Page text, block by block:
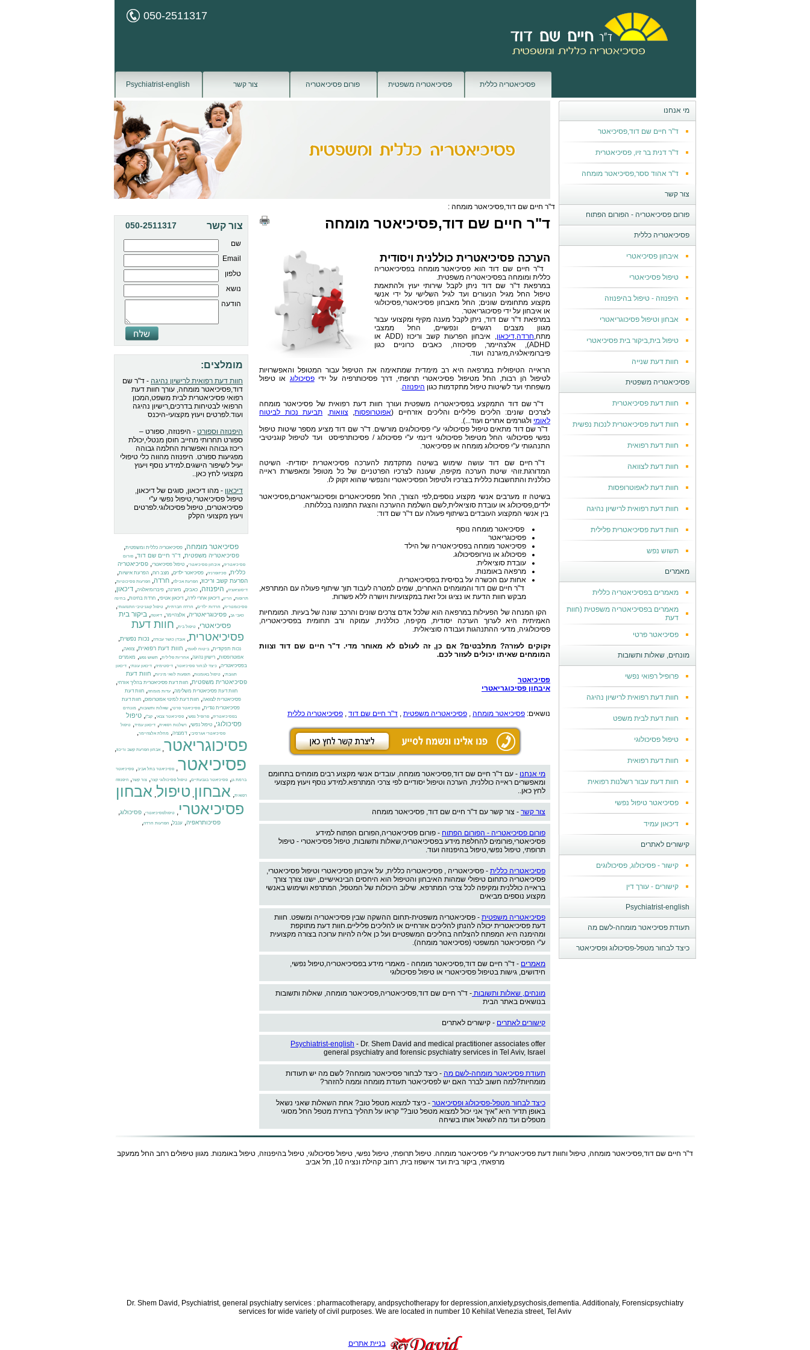
050-2511317
פסיכיאטריה כללית פסיכיאטריה משפטית פורום פסיכיאטריה צור קשר Psychiatrist-english
מי אנחנו
ד"ר חיים שם דוד,פסיכיאטר
ד"ר דנית בר זיו, פסיכיאטרית
ד"ר אהוד ססר,פסיכיאטר מומחה
צור קשר
פורום פסיכיאטריה - הפורום הפתוח
פסיכיאטריה כללית
איבחון פסיכיאטרי
טיפול פסיכיאטרי
היפנוזה - טיפול בהיפנוזה
אבחון וטיפול פסיכוגריאטרי
טיפול בית,ביקור בית פסיכיאטרי
חוות דעת שנייה
פסיכיאטריה משפטית
חוות דעת פסיכיאטרית
חוות דעת פסיכיאטרית לנכות נפשית
חוות דעת רפואית
חוות דעת לצוואה
חוות דעת לאפוטרופסות
חוות דעת רפואית לרישיון נהיגה
חוות דעת פסיכיאטרית פלילית
תשוש נפש
מאמרים
מאמרים בפסיכיאטריה כללית
מאמרים בפסיכיאטריה משפטית (חוות
דעת
פסיכיאטר פרטי
מונחים, שאלות ותשובות
פרופיל רפואי נפשי
חוות דעת רפואית לרישיון נהיגה
חוות דעת לבית משפט
טיפול פסיכולוגי
חוות דעת רפואית
חוות דעת עבור רשלנות רפואית
פסיכיאטר טיפול נפשי
דיכאון עמיד
קישורים לאתרים
קישור - פסיכולוג, פסיכולוגים
קישורים - עורך דין
Psychiatrist-english
תעודת פסיכיאטר מומחה-לשם מה
כיצד לבחור מטפל-פסיכולוג ופסיכיאטר
ד"ר חיים שם דוד,פסיכיאטר מומחה :
ד"ר חיים שם דוד,פסיכיאטר מומחה
הערכה פסיכיאטרית כוללנית ויסודית
ד"ר חיים שם דוד הואפסיכיאטר מומחה בפסיכיאטריה
כללית ומומחה בפסיכיאטריה משפטית.
במרפאת ד"ר שם דוד ניתן לקבל שירותי יעוץ ולהתאמת
טיפול החל מגיל הנעורים ועד לגיל השלישי על ידי אנשי
מקצוע מתחומים שונים; החל מאבחון פסיכיאטרי,פסיכולוגי
או איבחון על ידי פסיכוגריאטר.
במרפאת ד"ר שם דוד, ניתן לקבל מענה מקיף ומקצועי עבור
מגוון מצבים רגשיים ונפשיים, החל ממצבי
מתח,חרדה,דיכאון
, איבחון הפרעות קשב וריכוז (ADD או
ADHD), אלצהיימר, פסיכוזה, כאבים כרוניים כגון
פיברומיאלגיה,מיגרנה ועוד.
הראייה הטיפולית במרפאה היא רב מימדית שמתאימה את הטיפול עבור המטופל והאפשרויות
לטיפול הן רבות, החל מטיפול פסיכיאטרי תרופתי, דרך פסיכותרפיה על ידיפסיכולוג או טיפול
משפחתי ועד לשיטות טיפול מתקדמות כגון היפנוזה.
ד"ר שם דוד התמקצע בפסיכיאטריה משפטית ועורך חוות דעת רפואית של פסיכיאטר מומחה
לצרכים שונים: הליכים פליליים והליכים אזרחיים (אפוטרופסות, צוואות, תביעת נכות לביטוח
לאומי ולגורמים אחרים ועוד...).
ד"ר שם דוד מתאים טיפול פסיכולוגי ע"י פסיכולוגים מורשים. ד"ר שם דוד מציע מספר שיטות טיפול
נפשי פסיכולוגי החל מטיפול פסיכולוגי דינמי ע"י פסיכולוג / פסיכותרפיסט ועד לטיפול קוגניטיבי
התנהגותי ע"י פסיכולוג מומחה או פסיכיאטר.
ד"ר חיים שם דוד עושה שימוש בשיטה מתקדמת להערכה פסיכיאטרית יסודית- השיטה
המדורגת.זוהי שיטת הערכה מקיפה, שעונה לצרכיו הפרטניים של כל מטופל ומאפשרת ראייה
כוללנית והתחשבות כללית בצרכיו ולטיפול הפסיכיאטרי והנפשי שהוא זקוק לו.
בשיטה זו מערבים אנשי מקצוע נוספים,לפי הצורך, החל מפסיכיאטרים ופסיכוגריאטרים,פסיכיאטר
ילדים,פסיכולוג או עובדת סוציאלית,לשם השלמת ההערכה והצגת התמונה בכללותה.
בין אנשי המקצוע העובדים בשיתוף פעולה עם ד"ר שם דוד:
פסיכיאטר מומחה נוסף
פסיכוגריאטר
פסיכיאטר מומחה בפסיכיאטריה של הילד
פסיכולוג או נוירופסיכולוג.
עובדת סוציאלית.
מרפאה באומנות.
אחות עם הכשרה על בסיסית בפסיכיאטריה.
ד"ר חיים שם דוד והמומחים האחרים, שמים למטרה לעבוד תוך שיתוף פעולה עם המתרפא,
מבקש חוות הדעת או נציגו וכל זאת במקצועיות ויושרה ללא פשרות.
הקו המנחה של הפעילות במרפאה הוא שלכל אדם צרכים שונים והרכב שונה של בעיות. המומחיות
האמיתית היא לערוך הערכה יסודית, מקיפה, כוללנית, עמוקה ורב תחומית בפסיכיאטריה,
פסיכולוגיה, מדעי ההתנהגות ועבודה סוציאלית.
זקוקים לעזרה? מתלבטים? אם כן, זה לעולם לא מאוחר מדי. ד"ר חיים שם דוד וצוות
המומחים שאיתו יכולים לעזור לכם.
פסיכיאטר
איבחון פסיכוגריאטרי
נושאים: פסיכיאטר מומחה , פסיכיאטריה משפטית , ד"ר חיים שם דוד , פסיכיאטריה כללית
מי אנחנו - עם ד"ר חיים שם דוד,פסיכיאטר מומחה, עובדים אנשי מקצוע רבים מומחים בתחומם
ומאפשרים ראייה כוללנית, הערכה וטיפול יסודיים לפי צרכי המתרפא.למידע נוסף ויעוץ מקצועי
לחץ כאן..
צור קשר - צור קשר עם ד"ר חיים שם דוד, פסיכיאטר מומחה
פורום פסיכיאטריה - הפורום הפתוח - פורום פסיכיאטריה,הפורום הפתוח למידע
פסיכיאטרי,פורומים להחלפת מידע בפסיכיאטריה,שאלות ותשובות, טיפול פסיכיאטרי - טיפול
תרופתי, טיפול נפשי,טיפול בהיפנוזה ועוד.
פסיכיאטריה כללית - פסיכיאטריה , פסיכיאטריה כללית, על איבחון פסיכיאטרי וטיפול פסיכיאטרי,
פסיכיאטריה כתחום טיפולי שמהות האיבחון והטיפול הוא היחסים הבינאישיים, ישנו צורך צורך
בראייה כוללנית ומקיפה לכל צרכי המתרפא. שילוב היכולות של המטפל, המתרפא ושימוש באנשי
מקצוע נוספים מביאים
פסיכיאטריה משפטית - פסיכיאטריה משפטית-תחום ההשקה שבין פסיכיאטריה ומשפט. חוות
דעת פסיכיאטרית יכולה להנתן להליכים אזרחיים או להליכים פליליים.חוות דעת מתוקפת
ומהימנה היא המפתח להצלחה בהליכים המשפטיים ועל כן אליה להיות ערוכה בצורה מקצועית
ע"י הפסיכיאטר המשפטי (פסיכיאטר מומחה).
מאמרים - ד"ר חיים שם דוד,פסיכיאטר מומחה - מאמרי מידע בפסיכיאטריה,טיפול נפשי,
חידושים, גישות בטיפול פסיכיאטרי או טיפול פסיכולוגי
מונחים, שאלות ותשובות - ד"ר חיים שם דוד,פסיכיאטריה,פסיכיאטר מומחה, שאלות ותשובות
בנושאים באתר הבית
קישורים לאתרים - קישורים לאתרים
Psychiatrist-english - Dr. Shem David and medical practitioner associates offer
general psychiatry and forensic psychiatry services in Tel Aviv, Israel
תעודת פסיכיאטר מומחה-לשם מה - כיצד לבחור פסיכיאטר מומחה? לשם מה יש תעודות
מומחיות?למה חשוב לברר האם יש לפסיכיאטר תעודת מומחה וממה להזהר?
כיצד לבחור מטפל-פסיכולוג ופסיכיאטר - כיצד למצוא מטפל טוב? אחת השאלות שאני נשאל
באופן תדיר היא "איך אני יכול למצוא מטפל טוב?" קראו על תהליך בחירת מטפל החל מסוגי
מטפלים ועד מה לשאול אותו בשיחה
050-2511317 צור קשר
שם
Email
טלפון
נושא
הודעה
מומלצים:
חוות דעת רפואית לרישיון נהיגה - ד"ר שם
דוד,פסיכיאטר מומחה, עורך חוות דעת
רפואי פסיכיאטרית לבית משפט,המכון
הרפואי לבטיחות בדרכים,רישיון נהיגה
ועוד.לפרטים ויעוץ מקצועי-היכנס
היפנוזה וספורט - היפנוזה, ספורט –
ספורט תחרותי מחייב חוסן מנטלי,יכולת
ריכוז גבוהה ואפשרות החלמה גבוהה
מפגיעות ספורט. היפנוזה מהווה כלי טיפולי
יעיל לשיפור הישגים.למידע נוסף ויעוץ
מקצועי לחץ כאן..
דיכאון - מהו דיכאון, סוגים של דיכאון,
טיפול פסיכיאטרי,טיפול נפשי ע"י
פסיכיאטרים, טיפול פסיכולוגי.לפרטים
ויעוץ מקצועי הקלק
פסיכיאטר מומחה, פסיכיאטריה כללית ומשפטית,
פסיכיאטריה משפטית, ד"ר חיים שם דוד, פורום
פסיכיאטריה,איבחון פסיכיאטרי,טיפול פסיכיאטרי,פסיכיאטריה
כללית, סכיזופרניה, פסיכיאטר ילדים, מצב רוח, הפרעת אישיות,
הפרעת קשב וריכוז, הפרעת אכילה, חרדה, הפרעות פסיכוטיות,
דיסוציאציה, היפנוזה, כאבים, מיגרנה, פיברומיאלגיה, דיכאון,
תרופות,הריון,דיכאון אחרי לידה,דיכאון אטיפי,חרדת בחינות,בחינה
פסיכומטרית, חרדות ילדים, חרדה חברתית,טיפול קוגניטיבי התנהגותי,
כאבי גב,פסיכוגריאטריה,אלצהיימר,דיאטה,ביקור בית
פסיכיאטרי, טיפול בית, חוות דעת
פסיכיאטרית, אובדן כושר עבודה, נכות נפשית,
נכות תפקודית,ביטוח לאומי, חוות דעת רפואית,צוואה,
אפוטרופסות, רישיון נהיגה, אחריות פלילית, תשוש נפש, מאמרים
בפסיכיאטריה,כיצד לבחור פסיכיאטר,דיסטימיה,דיכאון עונתי,דיכאון
תגובתי,טיפול באומנות,תופעות לוואי מיניות, חוות דעת
פסיכיאטרית משפטית,חוות דעת פסיכיאטרית בהליך אזרחי,
חוות דעת פסיכיאטרית משלימה, עדות מומחה, חוות דעת
פסיכיאטרית לצוואה,חוות דעת למינוי אפוטרופוס,חוות דעת
פסיכיאטרית נגדית,פסיכיאטר פרטי,שאלות ותשובות,מונחים
בפסיכיאטריה,פרופיל נפשי,פסיכיאטר צבאי,קב"ן,טיפול
פסיכולוגי, טיפול נפשי, רשלנות רפואית, דיכאון עמיד, טיפול
פסיכיאטרי אגרסיבי,דמנציה, מחלת אלצהיימר,
פסיכוגריאטר, אבחון הפרעת קשב וריכוז,
פסיכיאטר, פסיכיאטר בתל אביב, פסיכיאטר
ברמת גן, פסיכיאטר בגבעתיים, טיפול פסיכולוגי קצר, צור קשר, היפנוזה
רפואית, אבחון, טיפול, אבחון
פסיכיאטרי, טיפולפסיכיאטרי, פסיכולוג,
פסיכותראפיה, ענבל, הפרעות חרדה,
ד"ר חיים שם דוד,פסיכיאטר מומחה, טיפול וחוות דעת פסיכיאטרית ע"י פסיכיאטר מומחה. טיפול תרופתי, טיפול נפשי, טיפול פסיכולוגי, טיפול בהיפנוזה, טיפול באומנות. מגוון טיפולים רחב החל ממעקב
מרפאתי, ביקור בית ועד אישפוז בית, רחוב קהילת ונציה 10, תל אביב
Dr. Shem David, Psychiatrist, general psychiatry services : pharmacotherapy, andpsychotherapy for depression,anxiety,psychosis,dementia. Additionaly, Forensicpsychiatry
services for wide variety of civil purposes. We are located in number 10 Kehilat Venezia street, Tel Aviv
בניית אתרים